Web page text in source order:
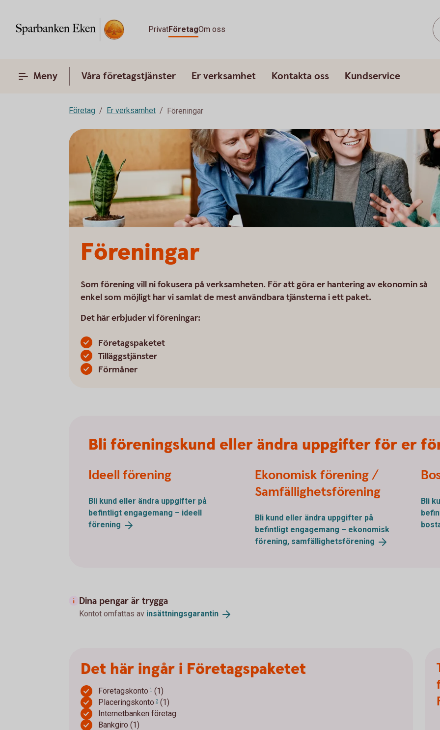
PrivatFöretagOm oss
Meny Våra företagstjänster Er verksamhet Kontakta oss Kundservice
Företag Er verksamhet Föreningar
Föreningar
Som förening vill ni fokusera på verksamheten. För att göra er hantering av ekonomin så
enkel som möjligt har vi samlat de mest användbara tjänsterna i ett paket.
Det här erbjuder vi föreningar:
Företagspaketet
Tilläggstjänster
Förmåner
Bli föreningskund eller ändra uppgifter för er
Ideell förening
Bli kund eller ändra uppgifter på
befintligt engagemang – ideell
förening
Ekonomisk förening /
Samfällighetsförening
Bli kund eller ändra uppgifter på
befintligt engagemang – ekonomisk
förening, samfällighetsförening
Bli
Dina pengar är trygga
Kontot omfattas av insättningsgarantin
Det här ingår i Företagspaketet
Företagskonto 1 (1)
Placeringskonto 2(1)
Internetbanken företag
Bankgiro (1)